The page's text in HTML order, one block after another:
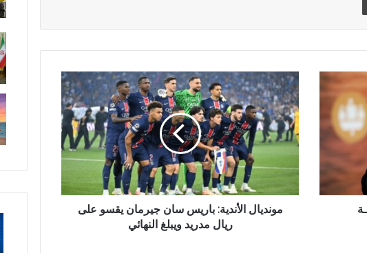
مونديال الأندية: باريس سان جيرمان يقسو على
ريال مدريد ويبلغ النهائي